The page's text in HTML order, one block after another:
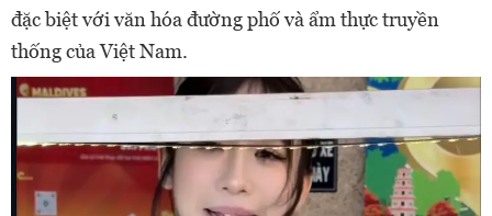
đặc biệt với văn hóa đường phố và ẩm thực truyền
thống của Việt Nam.